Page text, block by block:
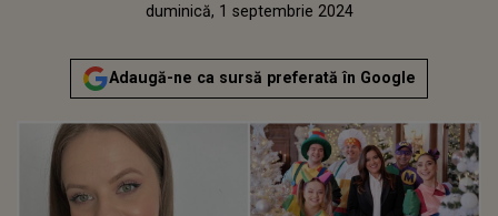
duminică, 1 septembrie 2024
Actualizat:
duminică, 1 septembrie 2024
Adaugă-ne ca sursă preferată în Google